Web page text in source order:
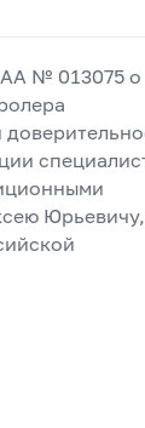
АА № 013075 о